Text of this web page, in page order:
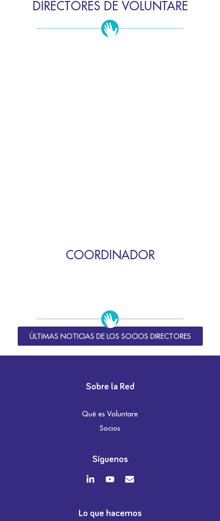
DIRECTORES DE VOLUNTARE
COORDINADOR
ÚLTIMAS NOTICIAS DE LOS SOCIOS DIRECTORES
Sobre la Red
Qué es Voluntare
Socios
Síguenos
Lo que hacemos